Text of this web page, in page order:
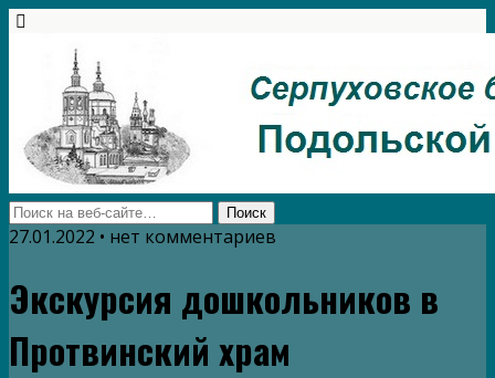
27.01.2022 • нет комментариев
Экскурсия дошкольников в
Протвинский храм